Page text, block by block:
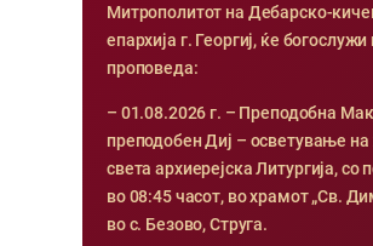
Митрополитот на Дебарско-
епархија г. Георгиј, ќе богослужи
проповеда:
– 01.08.2026 г. – Преподобна
преподобен Диј – осветување
света архиерејска Литургија, со
во 08:45 часот, во храмот „Св.
во с. Безово, Струга.